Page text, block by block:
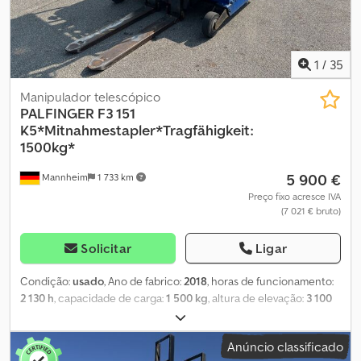
1 / 35
Mannheim 1 733 km
Manipulador telescópico
PALFINGER F3 151
K5*Mitnahmestapler*Tragfähigkeit:
1500kg*
5 900 €
Preço fixo acresce IVA
(7 021 € bruto)
Solicitar Ligar
Condição:usado, Ano de fabrico:2018, horas de funcionamento:
2 130 h, capacidade de carga:1 500 kg, altura de elevação: 3 100
, tipo de engrenagem:
automático, * Número do veículo: P19457 + WhatsApp: Suporte
com IA, encaminhamento para o contato responsável na sua
Anúncio classificado